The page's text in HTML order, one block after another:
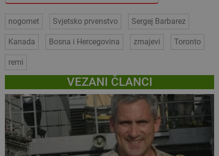
nogomet Svjetsko prvenstvo Sergej Barbarez
Kanada Bosna i Hercegovina zmajevi Toronto
remi
VEZANI ČLANCI